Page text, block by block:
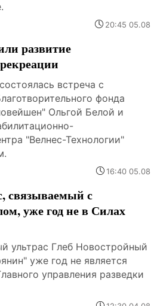
20:45 05.08
развитие
встреча с
фонда
Ольгой Белой и
"Велнес-Технологии"
16:40 05.08
связываемый с
уже год не в Силах
ультрас Глеб Новостройный
уже год не является
управления разведки